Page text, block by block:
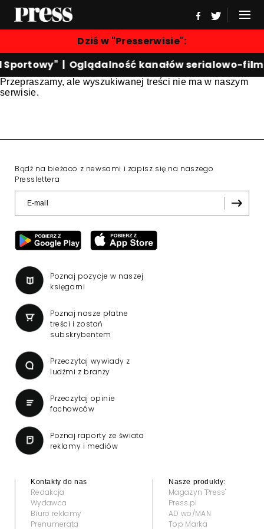
Dziś w "Presserwisie":
Sportowy" |Oglądalność kanałów serialowo-
Przepraszamy, ale wyszukiwanej treści nie ma w naszym
serwisie.
Bądź na bieżaco z newsami i zapisz się na naszego
Presslettera
Poznaj pozycje w naszej
księgarni
Poznaj nasze płatne
treści i zostań
subskrybentem
Przeczytaj wywiady z
ludźmi z branży
Przeczytaj opinie
fachowców
Poznaj raporty ze świata
reklamy i mediów
Kontakty do nas
Redakcja
Wydawca
Biuro reklamy
Prenumerata
Nasze produkty:
Magazyn "Press"
Press.pl
AD wo/MAN
Top Marka